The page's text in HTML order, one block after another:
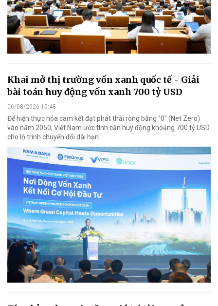
Khai mở thị trường vốn xanh quốc tế - Giải
bài toán huy động vốn xanh 700 tỷ USD
06/08/2026 10:48
Để hiện thực hóa cam kết đạt phát thải ròng bằng "0" (Net Zero)
vào năm 2050, Việt Nam ước tính cần huy động khoảng 700 tỷ USD
cho lộ trình chuyển đổi dài hạn.